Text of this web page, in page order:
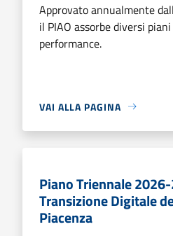
Approvato annualmente
il PIAO assorbe diversi
performance.
VAI ALLA PAGINA
Piano Triennale
Transizione Digitale
Piacenza